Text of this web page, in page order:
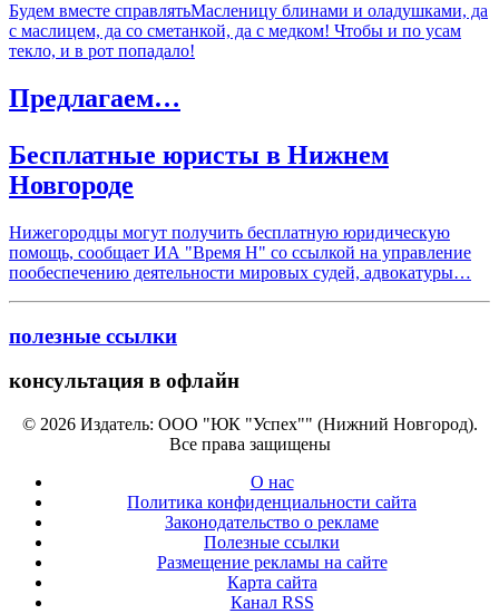
Будем вместе справлятьМасленицу блинами и оладушками, да
с маслицем, да со сметанкой, да с медком! Чтобы и по усам
текло, и в рот попадало!
Предлагаем…
Бесплатные юристы в Нижнем
Новгороде
Нижегородцы могут получить бесплатную юридическую
помощь, сообщает ИА "Время Н" со ссылкой на управление
пообеспечению деятельности мировых судей, адвокатуры…
полезные ссылки
консультация в офлайн
© 2026 Издатель: ООО "ЮК "Успех"" (Нижний Новгород).
Все права защищены
О нас
Политика конфиденциальности сайта
Законодательство о рекламе
Полезные ссылки
Размещение рекламы на сайте
Карта сайта
Канал RSS